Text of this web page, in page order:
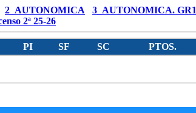
2_AUTONOMICA 3_AUTONOMICA. GR1
2ª 25-26
PI SF SC PTOS.